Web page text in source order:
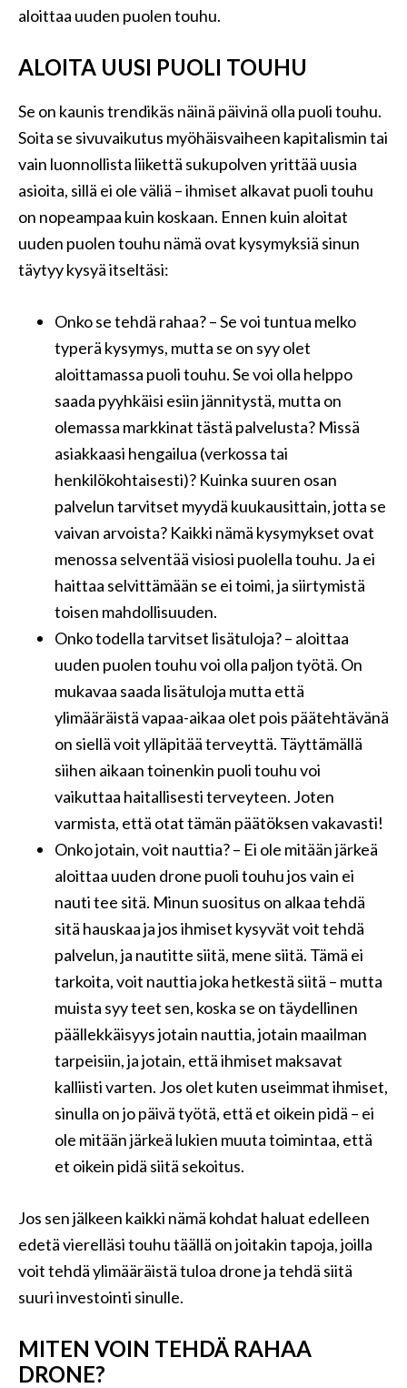
aloittaa uuden puolen touhu.
ALOITA UUSI PUOLI TOUHU
Se on kaunis trendikäs näinä päivinä olla puoli touhu.
Soita se sivuvaikutus myöhäisvaiheen kapitalismin tai
vain luonnollista liikettä sukupolven yrittää uusia
asioita, sillä ei ole väliä – ihmiset alkavat puoli touhu
on nopeampaa kuin koskaan. Ennen kuin aloitat
uuden puolen touhu nämä ovat kysymyksiä sinun
täytyy kysyä itseltäsi:
Onko se tehdä rahaa? – Se voi tuntua melko
typerä kysymys, mutta se on syy olet
aloittamassa puoli touhu. Se voi olla helppo
saada pyyhkäisi esiin jännitystä, mutta on
olemassa markkinat tästä palvelusta? Missä
asiakkaasi hengailua (verkossa tai
henkilökohtaisesti)? Kuinka suuren osan
palvelun tarvitset myydä kuukausittain, jotta se
vaivan arvoista? Kaikki nämä kysymykset ovat
menossa selventää visiosi puolella touhu. Ja ei
haittaa selvittämään se ei toimi, ja siirtymistä
toisen mahdollisuuden.
Onko todella tarvitset lisätuloja? – aloittaa
uuden puolen touhu voi olla paljon työtä. On
mukavaa saada lisätuloja mutta että
ylimääräistä vapaa-aikaa olet pois päätehtävänä
on siellä voit ylläpitää terveyttä. Täyttämällä
siihen aikaan toinenkin puoli touhu voi
vaikuttaa haitallisesti terveyteen. Joten
varmista, että otat tämän päätöksen vakavasti!
Onko jotain, voit nauttia? – Ei ole mitään järkeä
aloittaa uuden drone puoli touhu jos vain ei
nauti tee sitä. Minun suositus on alkaa tehdä
sitä hauskaa ja jos ihmiset kysyvät voit tehdä
palvelun, ja nautitte siitä, mene siitä. Tämä ei
tarkoita, voit nauttia joka hetkestä siitä – mutta
muista syy teet sen, koska se on täydellinen
päällekkäisyys jotain nauttia, jotain maailman
tarpeisiin, ja jotain, että ihmiset maksavat
kalliisti varten. Jos olet kuten useimmat ihmiset,
sinulla on jo päivä työtä, että et oikein pidä – ei
ole mitään järkeä lukien muuta toimintaa, että
et oikein pidä siitä sekoitus.
Jos sen jälkeen kaikki nämä kohdat haluat edelleen
edetä vierelläsi touhu täällä on joitakin tapoja, joilla
voit tehdä ylimääräistä tuloa drone ja tehdä siitä
suuri investointi sinulle.
MITEN VOIN TEHDÄ RAHAA
DRONE?